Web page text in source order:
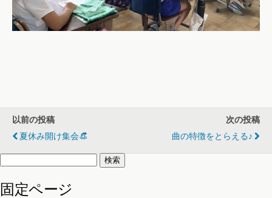
以前の投稿
夏休み開け集会👒
次の投稿
曲の特徴をとらえる♪
検
固定ページ